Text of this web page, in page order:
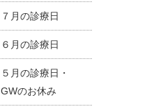
７月の診療日
６月の診療日
５月の診療日・
GWのお休み